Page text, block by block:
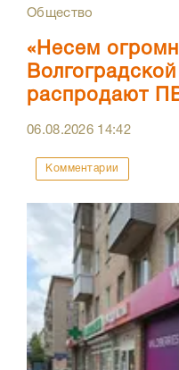
Общество
«Несем
распродают
06.08.2026 14:42
Комментарии